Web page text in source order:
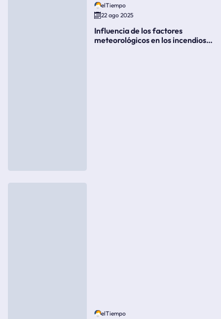
elTiempo
22 ago 2025
Influencia de los factores
meteorológicos en los incendios
elTiempo